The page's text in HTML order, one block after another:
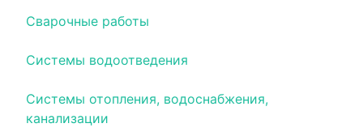
Сварочные работы
Системы водоотведения
Системы отопления, водоснабжения,
канализации